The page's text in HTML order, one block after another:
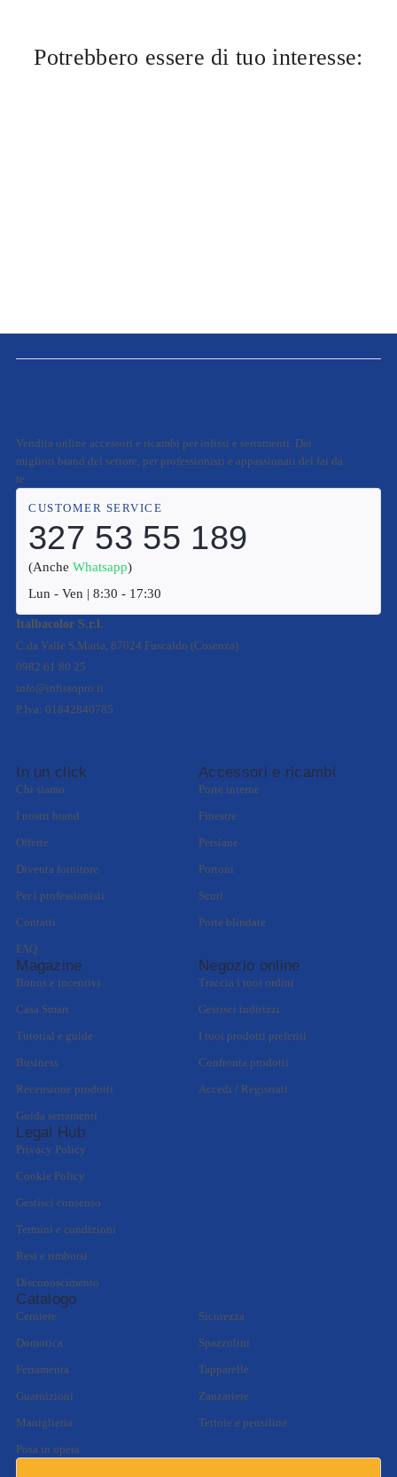
Potrebbero essere di tuo interesse:
Vendita online accessori e ricambi per infissi e serramenti. Dai
migliori brand del settore, per professionisti e appassionati del fai da
te
CUSTOMER SERVICE
327 53 55 189
(AncheWhatsapp)
Lun - Ven | 8:30 - 17:30
Italbacolor S.r.l.
C.da Valle S.Maria, 87024 Fuscaldo (Cosenza)
0982 61 80 25
info@infissopro.it
P.Iva: 01842840785
In un click
Chi siamo
I nostri brand
Offerte
Diventa fornitore
Per i professionisti
Contatti
FAQ
Accessori e ricambi
Porte interne
Finestre
Persiane
Portoni
Scuri
Porte blindate
Magazine
Bonus e incentivi
Casa Smart
Tutorial e guide
Business
Recensione prodotti
Guida serramenti
Negozio online
Traccia i tuoi ordini
Gestisci indirizzi
I tuoi prodotti preferiti
Confronta prodotti
Accedi / Registrati
Legal Hub
Privacy Policy
Cookie Policy
Gestisci consenso
Termini e condizioni
Resi e rimborsi
Disconoscimento
Catalogo
Cerniere
Domotica
Ferramenta
Guarnizioni
Maniglieria
Posa in opera
Sicurezza
Spazzolini
Tapparelle
Zanzariere
Tettoie e pensiline